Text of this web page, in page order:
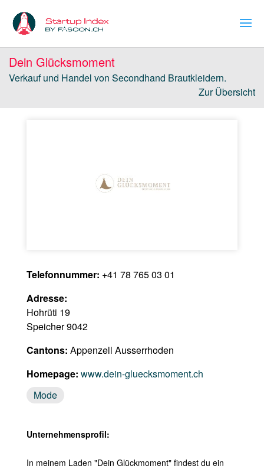
Dein Glücksmoment
Verkauf und Handel von Secondhand Brautkleidern.
Zur Übersicht
Telefonnummer: +41 78 765 03 01
Adresse:
Hohrüti 19
Speicher 9042
Cantons: Appenzell Ausserrhoden
Homepage: www.dein-gluecksmoment.ch
Mode
Unternehmensprofil:
In meinem Laden "Dein Glückmoment" findest du ein